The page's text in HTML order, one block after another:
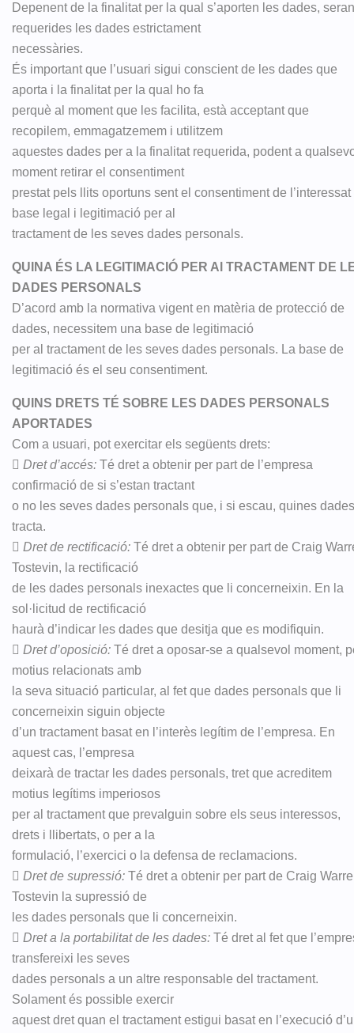
Depenent de la finalitat per la qual s’aporten les dades, seran
requerides les dades estrictament
necessàries.
És important que l’usuari sigui conscient de les dades que
aporta i la finalitat per la qual ho fa
perquè al moment que les facilita, està acceptant que
recopilem, emmagatzemem i utilitzem
aquestes dades per a la finalitat requerida, podent a
moment retirar el consentiment
prestat pels llits oportuns sent el consentiment de l’interessat
base legal i legitimació per al
tractament de les seves dades personals.
QUINA ÉS LA LEGITIMACIÓ PER Al TRACTAMENT DE
DADES PERSONALS
D’acord amb la normativa vigent en matèria de protecció de
dades, necessitem una base de legitimació
per al tractament de les seves dades personals. La base de
legitimació és el seu consentiment.
QUINS DRETS TÉ SOBRE LES DADES PERSONALS
APORTADES
Com a usuari, pot exercitar els següents drets:
 Dret d’accés: Té dret a obtenir per part de l’empresa
confirmació de si s’estan tractant
o no les seves dades personals que, i si escau, quines dades
tracta.
 Dret de rectificació: Té dret a obtenir per part de Craig
Tostevin, la rectificació
de les dades personals inexactes que li concerneixin. En la
sol·licitud de rectificació
haurà d’indicar les dades que desitja que es modifiquin.
 Dret d’oposició: Té dret a oposar-se a qualsevol moment,
motius relacionats amb
la seva situació particular, al fet que dades personals que li
concerneixin siguin objecte
d’un tractament basat en l’interès legítim de l’empresa. En
aquest cas, l’empresa
deixarà de tractar les dades personals, tret que acreditem
motius legítims imperiosos
per al tractament que prevalguin sobre els seus interessos,
drets i llibertats, o per a la
formulació, l’exercici o la defensa de reclamacions.
 Dret de supressió: Té dret a obtenir per part de Craig
Tostevin la supressió de
les dades personals que li concerneixin.
 Dret a la portabilitat de les dades: Té dret al fet que
transfereixi les seves
dades personals a un altre responsable del tractament.
Solament és possible exercir
aquest dret quan el tractament estigui basat en l’execució